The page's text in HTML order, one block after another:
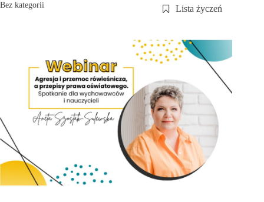
Bez kategorii Lista życzeń